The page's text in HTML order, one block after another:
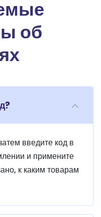
об
введите код в
и примените
к каким товарам